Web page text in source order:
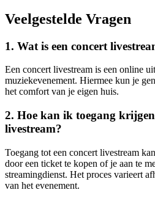
Veelgestelde Vragen
1. Wat is een concert
Een concert livestream is een online
muziekevenement. Hiermee kun je
het comfort van je eigen huis.
2. Hoe kan ik toegang
livestream?
Toegang tot een concert livestream
door een ticket te kopen of je aan te
streamingdienst. Het proces varieert
van het evenement.